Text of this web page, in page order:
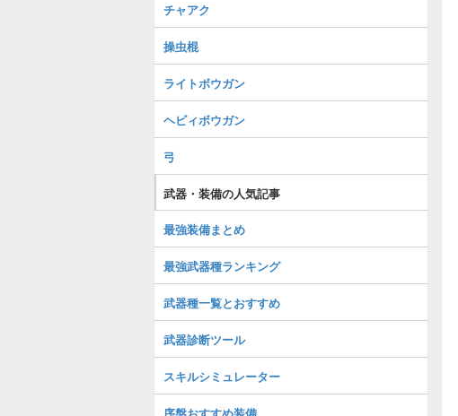
チャアク
操虫棍
ライトボウガン
ヘビィボウガン
弓
武器・装備の人気記事
最強装備まとめ
最強武器種ランキング
武器種一覧とおすすめ
武器診断ツール
スキルシミュレーター